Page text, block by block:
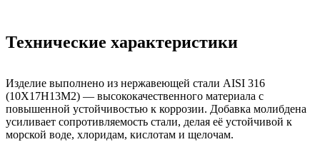
Технические характеристики
Изделие выполнено из нержавеющей стали AISI 316
(10Х17Н13М2) — высококачественного материала с
повышенной устойчивостью к коррозии. Добавка молибдена
усиливает сопротивляемость стали, делая её устойчивой к
морской воде, хлоридам, кислотам и щелочам.